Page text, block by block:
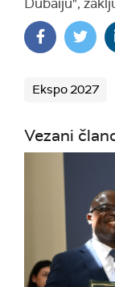
Ekspo 2027
Vezani